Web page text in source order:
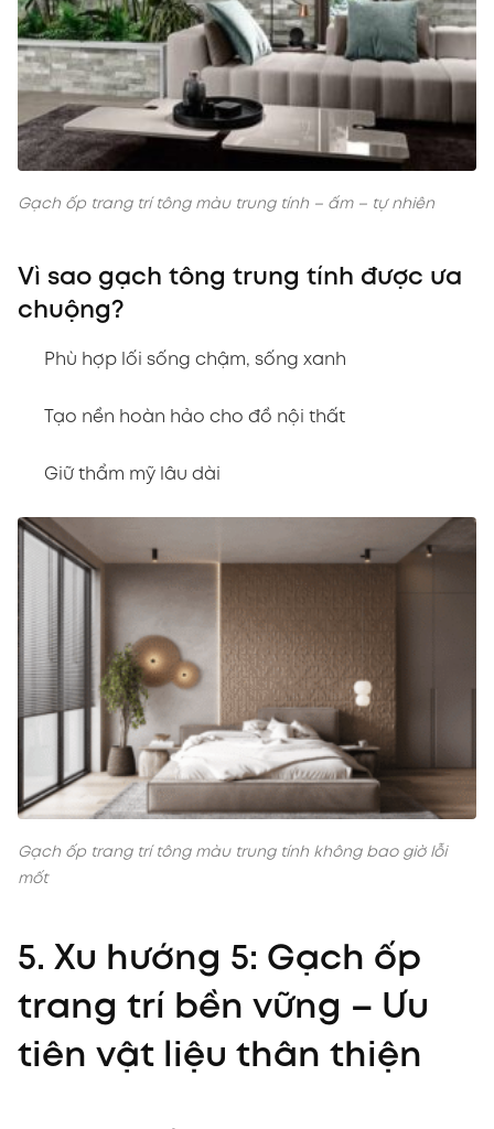
Gạch ốp trang trí tông màu trung tính – ấm – tự nhiên
Vì sao gạch tông trung tính được ưa
chuộng?
Phù hợp lối sống chậm, sống xanh
Tạo nền hoàn hảo cho đồ nội thất
Giữ thẩm mỹ lâu dài
Gạch ốp trang trí tông màu trung tính không bao giờ lỗi
mốt
5. Xu hướng 5: Gạch ốp
trang trí bền vững – Ưu
tiên vật liệu thân thiện